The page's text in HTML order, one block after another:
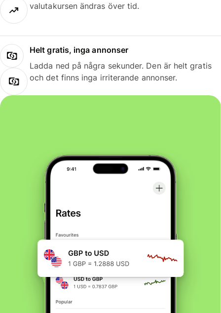
valutakursen ändras över tid.
Helt gratis, inga annonser
Ladda ned på några sekunder. Den är helt gratis
och det finns inga irriterande annonser.